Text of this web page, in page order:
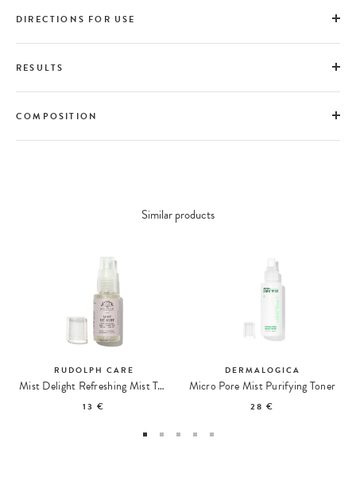
DIRECTIONS FOR USE
RESULTS
COMPOSITION
Similar products
RUDOLPH CARE
Mist Delight Refreshing Mist Travel Size
13 €
DERMALOGICA
Micro Pore Mist Purifying Toner
28 €